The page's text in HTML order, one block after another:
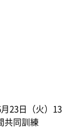
23日（火）13
共同訓練